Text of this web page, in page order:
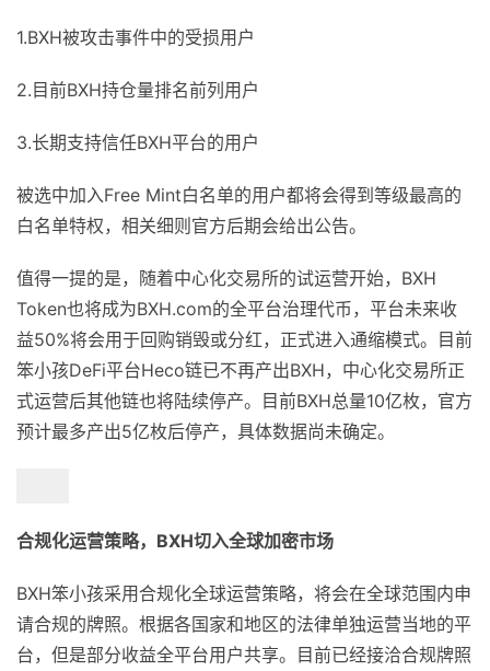
1.BXH被攻击事件中的受损用户
2.目前BXH持仓量排名前列用户
3.长期支持信任BXH平台的用户
被选中加入Free Mint白名单的用户都将会得到等级最高的
白名单特权，相关细则官方后期会给出公告。
值得一提的是，随着中心化交易所的试运营开始，BXH
Token也将成为BXH.com的全平台治理代币，平台未来收
益50%将会用于回购销毁或分红，正式进入通缩模式。目前
笨小孩DeFi平台Heco链已不再产出BXH，中心化交易所正
式运营后其他链也将陆续停产。目前BXH总量10亿枚，官方
预计最多产出5亿枚后停产，具体数据尚未确定。
合规化运营策略，BXH切入全球加密市场
BXH笨小孩采用合规化全球运营策略，将会在全球范围内申
请合规的牌照。根据各国家和地区的法律单独运营当地的平
台，但是部分收益全平台用户共享。目前已经接洽合规牌照